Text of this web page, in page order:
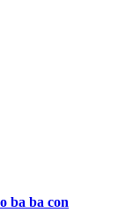
ba ba con